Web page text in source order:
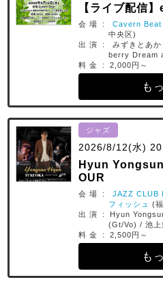
【ライブ配信
会 場 : Cavern Beat
中央区)
出 演 : みずきとあか
berry Dream
料 金 : 2,000円～
も
ジャズ
2026/8/12(水)
Hyun
OUR
会 場 : JAZZ CLUB
フィッシュ (
出 演 : Hyun
(Gt/Vo) / 池
料 金 : 2,500円～
も